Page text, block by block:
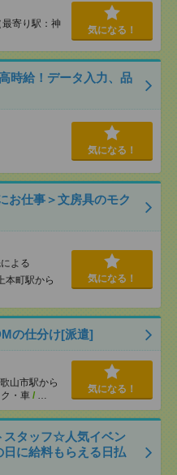
寄り駅：神
気になる！
時給！データ入力、品
気になる！
お仕事＞文房具のモク
よる
本町駅から
気になる！
の仕分け[派遣]
山市駅から
・車 / …
気になる！
スタッフ☆人気イベン
日に給料もらえる日払